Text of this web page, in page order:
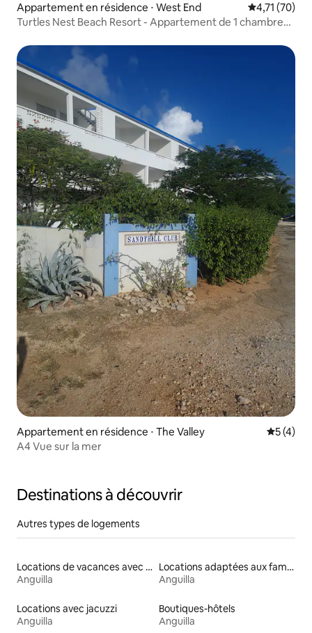
Appartement en résidence ⋅ West End Évaluation
4,71 (70)
Turtles Nest Beach Resort - Appartement de 1 chambre
Appartement en résidence ⋅ The Valley
5 (4)
A4 Vue sur la mer
Destinations à découvrir
Autres types de logements
Locations de vacances avec piscine
Anguilla
Locations adaptées aux familles
Anguilla
Locations avec jacuzzi
Anguilla
Boutiques-hôtels
Anguilla